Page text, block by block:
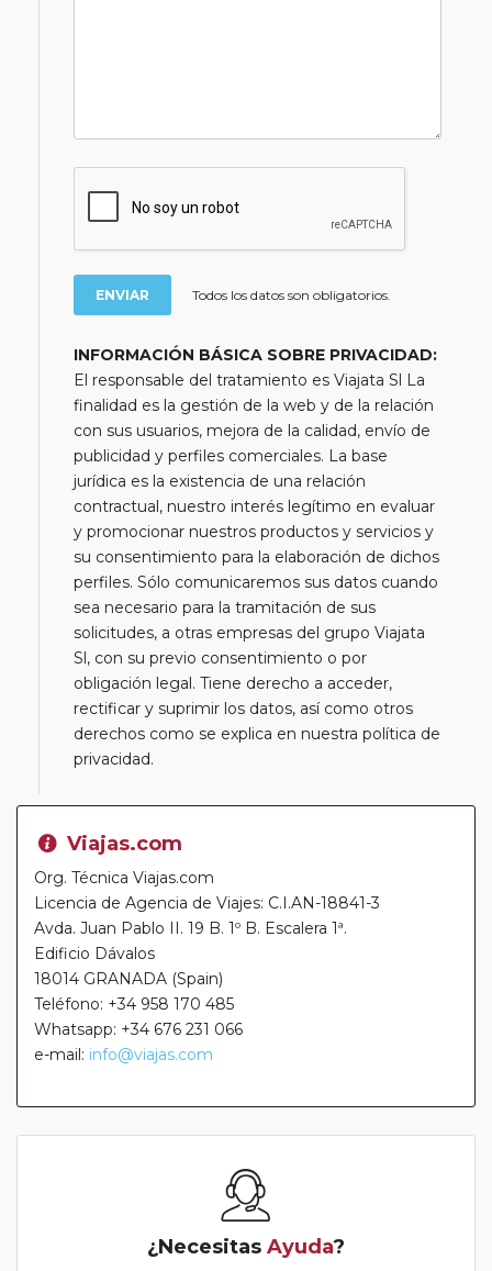
Todos los datos son obligatorios.
INFORMACIÓN BÁSICA SOBRE PRIVACIDAD:
El responsable del tratamiento es Viajata Sl La
finalidad es la gestión de la web y de la relación
con sus usuarios, mejora de la calidad, envío de
publicidad y perfiles comerciales. La base
jurídica es la existencia de una relación
contractual, nuestro interés legítimo en evaluar
y promocionar nuestros productos y servicios y
su consentimiento para la elaboración de dichos
perfiles. Sólo comunicaremos sus datos cuando
sea necesario para la tramitación de sus
solicitudes, a otras empresas del grupo Viajata
Sl, con su previo consentimiento o por
obligación legal. Tiene derecho a acceder,
rectificar y suprimir los datos, así como otros
derechos como se explica en nuestra política de
privacidad.
Viajas.com
Org. Técnica Viajas.com
Licencia de Agencia de Viajes: C.I.AN-18841-3
Avda. Juan Pablo II. 19 B. 1º B. Escalera 1ª.
Edificio Dávalos
18014 GRANADA (Spain)
Teléfono: +34 958 170 485
Whatsapp: +34 676 231 066
e-mail: info@viajas.com
¿Necesitas Ayuda?